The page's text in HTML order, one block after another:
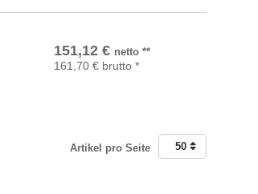
151,12 € netto**
161,70 € brutto *
In den Warenkorb
Artikel pro Seite 50